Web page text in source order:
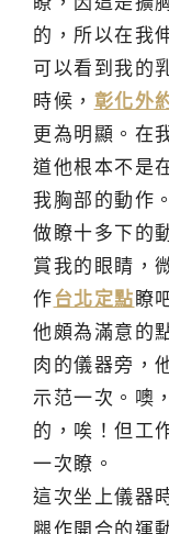
的，所以在我
可以看到我的
時候， 彰化外
更為明顯。在
道他根本不是
我胸部的動作。
做瞭十多下的
賞我的眼睛，
作台北定點 瞭
他頗為滿意的
肉的儀器旁，
示范一次。噢
的，唉！但工
一次瞭。
這次坐上儀器
腿作開合的運